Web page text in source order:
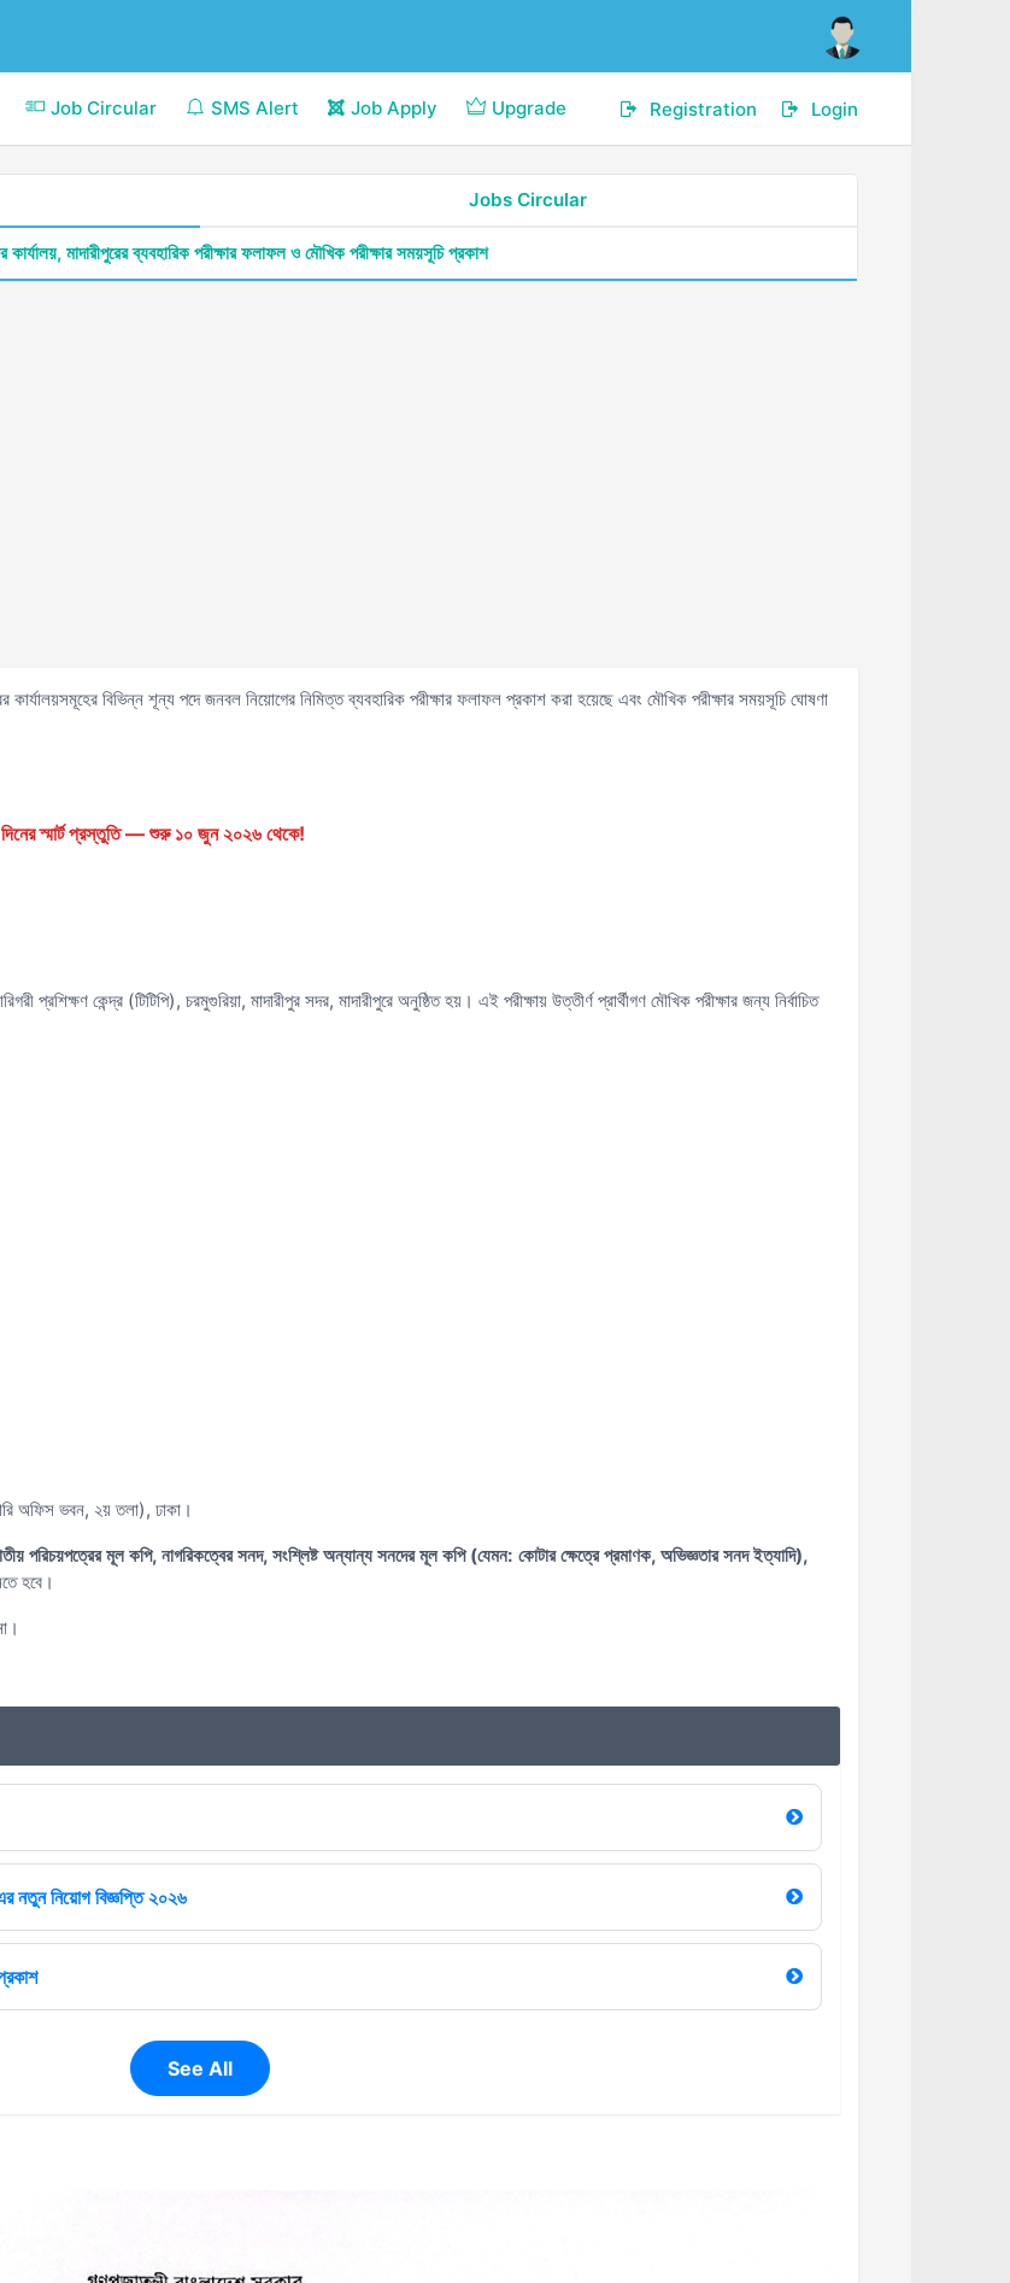
Job Circular SMS Alert Job Apply Upgrade Login
Registration
Jobs Circular
কার্যালয়, মাদারীপুরের ব্যবহারিক পরীক্ষার ফলাফল ও মৌখিক পরীক্ষার সময়সূচি প্রকাশ
কার্যালয়সমূহের বিভিন্ন শূন্য পদে জনবল নিয়োগের নিমিত্ত ব্যবহারিক পরীক্ষার ফলাফল প্রকাশ করা হয়েছে এবং মৌখিক পরীক্ষার সময়সূচি ঘোষণা
দিনের স্মার্ট প্রস্তুতি — শুরু ১০ জুন ২০২৬ থেকে!
প্রশিক্ষণ কেন্দ্র (টিটিপি), চরমুগুরিয়া, মাদারীপুর সদর, মাদারীপুরে অনুষ্ঠিত হয়। এই পরীক্ষায় উত্তীর্ণ প্রার্থীগণ মৌখিক পরীক্ষার জন্য নির্বাচিত
অফিস ভবন, ২য় তলা), ঢাকা।
পরিচয়পত্রের মূল কপি, নাগরিকত্বের সনদ, সংশ্লিষ্ট অন্যান্য সনদের মূল কপি (যেমন: কোটার ক্ষেত্রে প্রমাণক, অভিজ্ঞতার সনদ ইত্যাদি),
হবে।
নতুন নিয়োগ বিজ্ঞপ্তি ২০২৬
See All